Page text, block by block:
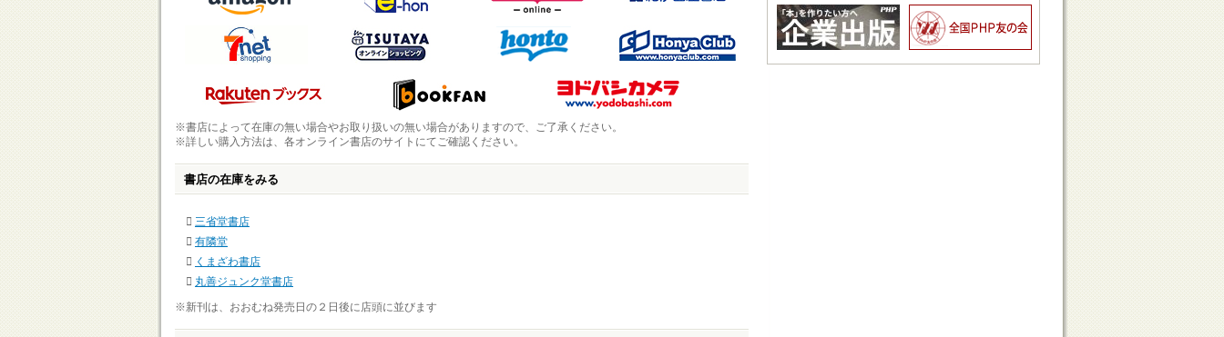
※書店によって在庫の無い場合やお取り扱いの無い場合がありますので、ご了承ください。
※詳しい購入方法は、各オンライン書店のサイトにてご確認ください。
書店の在庫をみる
三省堂書店
有隣堂
くまざわ書店
丸善ジュンク堂書店
※新刊は、おおむね発売日の２日後に店頭に並びます